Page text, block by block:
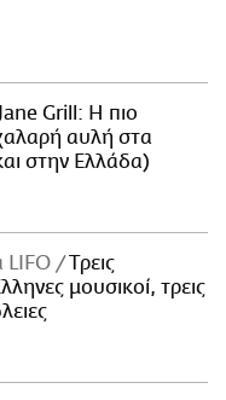
Grill: Η πιο
αυλή στα
στην Ελλάδα)
LIFO
Tρεις
μουσικοί, τρεις